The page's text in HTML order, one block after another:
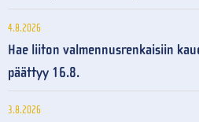
4.8.2026
Hae liiton valmennusrenkaisiin
päättyy 16.8.
3.8.2026